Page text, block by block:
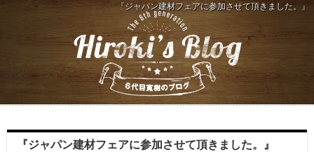
『ジャパン建材フェアに参加させて頂きました。』
『ジャパン建材フェアに参加させて頂きました。』